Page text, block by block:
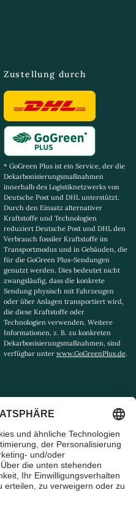
Zustellung durch
* GoGreen Plus ist ein Service, der die
Dekarbonisierungsmaßnahmen
innerhalb des Logistiknetzwerks von
Deutsche Post und DHL unterstützt.
Durch den Einsatz alternativer
Kraftstoffe und Technologien
reduziert Deutsche Post und DHL den
Verbrauch fossiler Kraftstoffe im
Transportmodus und in Gebäuden, die
für die GoGreen Plus-Sendungen
genutzt werden. Dies bedeutet nicht
zwangsläufig, dass die konkrete
Sendung physisch mit Fahrzeugen
oder über Anlagen transportiert wird,
die diese Kraftstoffe oder
Technologien verwenden. Weitere
Informationen, z. B. zu konkreten
Dekarbonisierungsmaßnahmen, sind
verfügbar unter www.GoGreenPlus.de.